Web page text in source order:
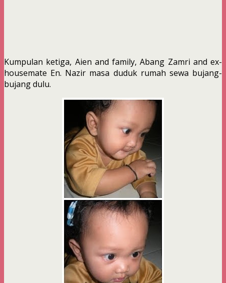
Kumpulan ketiga, Aien and family, Abang Zamri and ex-
housemate En. Nazir masa duduk rumah sewa bujang-
bujang dulu.